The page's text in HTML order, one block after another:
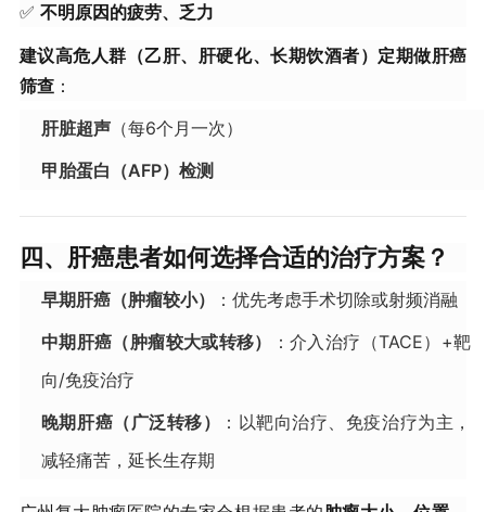
✅ 不明原因的疲劳、乏力
建议高危人群（乙肝、肝硬化、长期饮酒者）定期做肝癌
筛查：
肝脏超声（每6个月一次）
甲胎蛋白（AFP）检测
四、肝癌患者如何选择合适的治疗方案？
早期肝癌（肿瘤较小）
：优先考虑手术切除或射频消融
中期肝癌（肿瘤较大或转移）
：介入治疗（TACE）+靶
向/免疫治疗
晚期肝癌（广泛转移）
：以靶向治疗、免疫治疗为主，
减轻痛苦，延长生存期